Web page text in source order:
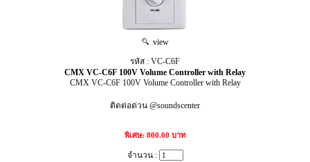
view
รหัส : VC-C6F
CMX VC-C6F 100V Volume Controller with Relay
CMX VC-C6F 100V Volume Controller with Relay
ติดต่อด่วน @soundscenter
พิเศษ: 800.00 บาท
จำนวน :